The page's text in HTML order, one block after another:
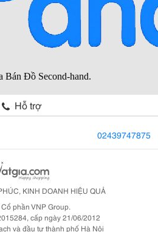
Hỗ trợ
02439747875
KINH DOANH HIỆU QUẢ
phần VNP Group.
cấp ngày 21/06/2012
và đầu tư thành phố Hà Nội